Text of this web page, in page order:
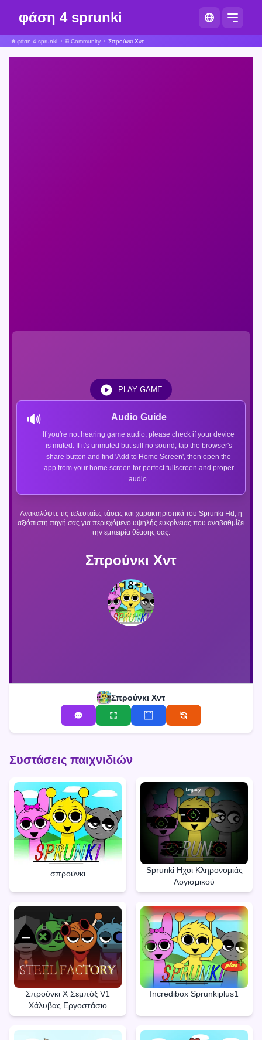
φάση 4 sprunki
φάση 4 sprunki Community Σπρούνκι Χντ
Σπρούνκι Χντ
Ανακαλύψτε τις τελευταίες τάσεις και χαρακτηριστικά του Sprunki Hd, η
αξιόπιστη πηγή σας για περιεχόμενο υψηλής ευκρίνειας που αναβαθμίζει
την εμπειρία θέασης σας.
🔊 Audio Guide
If you're not hearing game audio, please check if your device
is muted. If it's unmuted but still no sound, tap the browser's
share button and find 'Add to Home Screen', then open the
app from your home screen for perfect fullscreen and proper
audio.
PLAY GAME
Σπρούνκι Χντ
Συστάσεις παιχνιδιών
σπρούνκι
Sprunki Ηχοι Κληρονομιάς
Λογισμικού
Σπρούνκι X Σεμπόξ V1
Χάλυβας Εργοστάσιο
Incredibox Sprunkiplus1